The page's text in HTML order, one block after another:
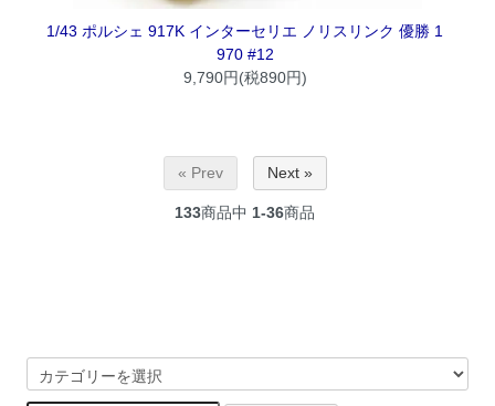
1/43 ポルシェ 917K インターセリエ ノリスリンク 優勝 1
970 #12
9,790円(税890円)
« Prev Next »
133商品中 1-36商品